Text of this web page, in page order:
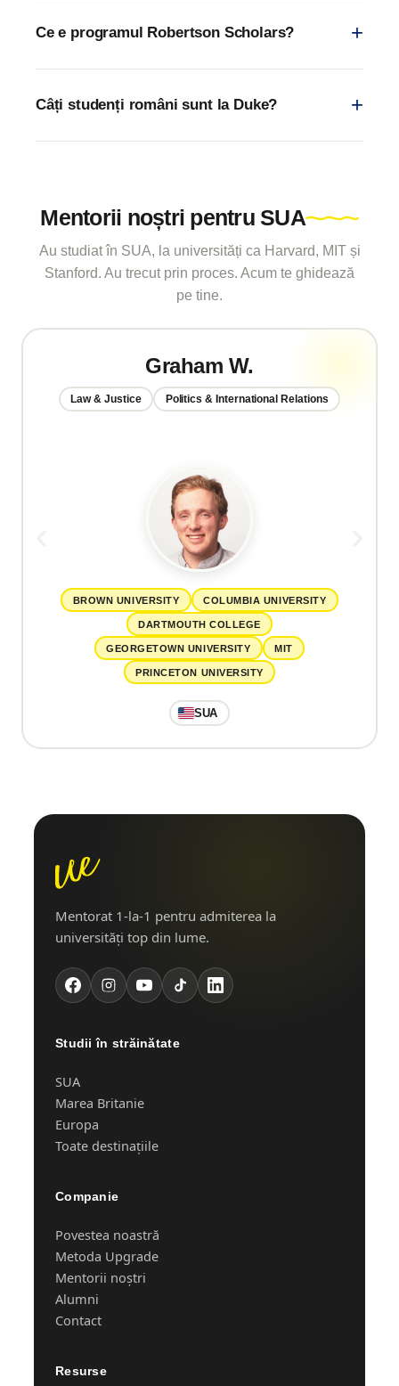
Ce e programul Robertson Scholars?
Câți studenți români sunt la Duke?
Mentorii noștri pentru SUA
Au studiat în SUA, la universități ca Harvard, MIT și
Stanford. Au trecut prin proces. Acum te ghidează
pe tine.
Graham W.
Law & Justice Politics & International Relations
BROWN UNIVERSITY COLUMBIA UNIVERSITY
DARTMOUTH COLLEGE
GEORGETOWN UNIVERSITY MIT
PRINCETON UNIVERSITY
SUA
Mentorat 1-la-1 pentru admiterea la
universități top din lume.
Studii în străinătate
SUA
Marea Britanie
Europa
Toate destinațiile
Companie
Povestea noastră
Metoda Upgrade
Mentorii noștri
Alumni
Contact
Resurse